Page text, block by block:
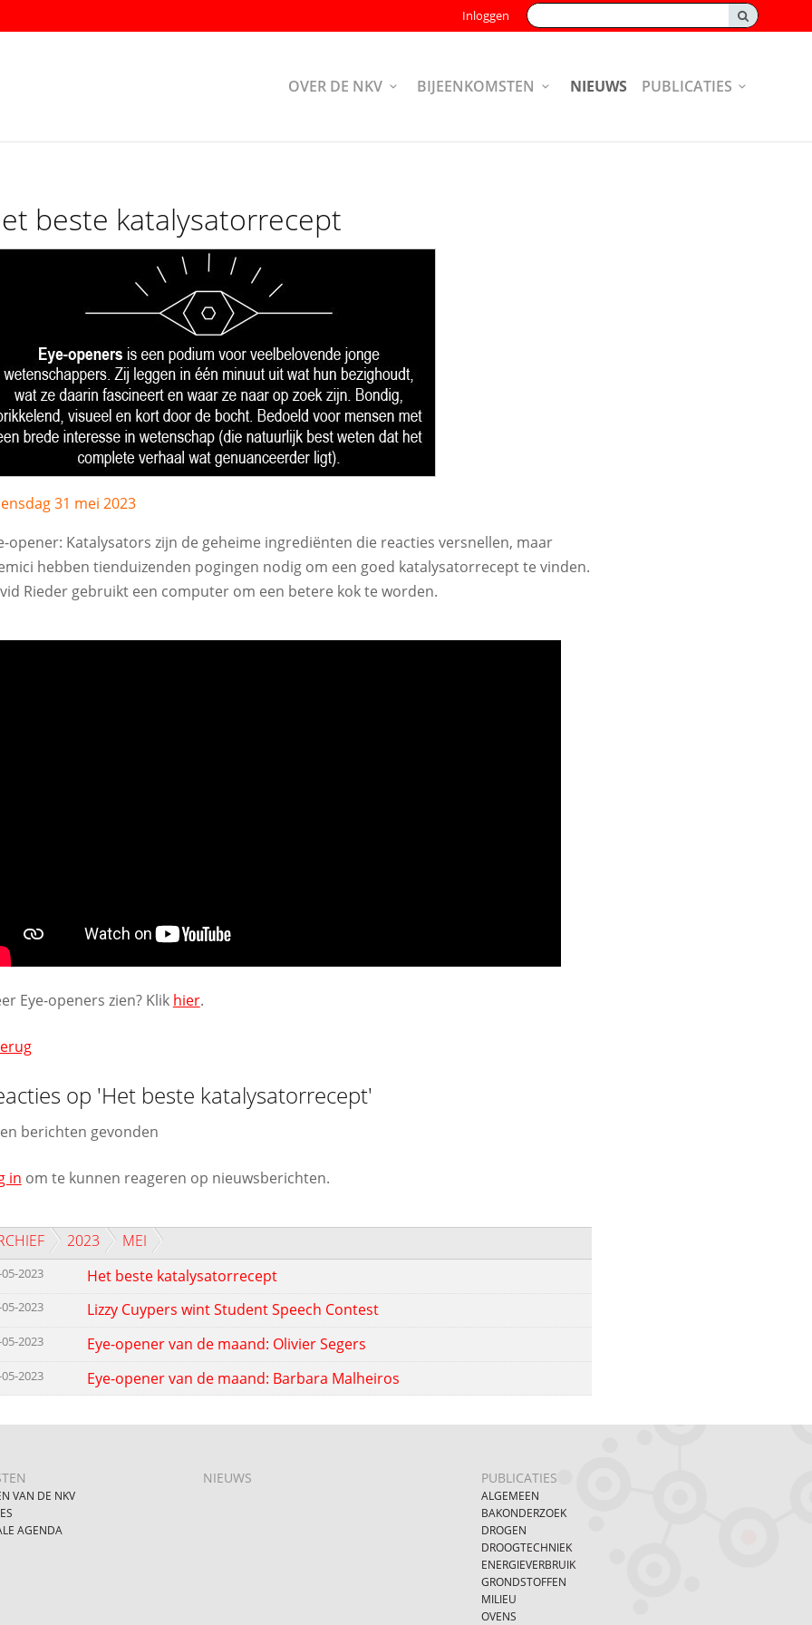
Zoeken:
Inloggen
OVER DE NKV BIJEENKOMSTEN NIEUWS PUBLICATIES
beste katalysatorrecept
31 mei 2023
opener: Katalysators zijn de geheime ingrediënten die reacties versnellen, maar
hebben tienduizenden pogingen nodig om een goed katalysatorrecept te vinden.
Rieder gebruikt een computer om een betere kok te worden.
Eye-openers zien? Klik hier.
op 'Het beste katalysatorrecept'
berichten gevonden
in om te kunnen reageren op nieuwsberichten.
2023 MEI
2023 Het beste katalysatorrecept
2023 Lizzy Cuypers wint Student Speech Contest
2023 Eye-opener van de maand: Olivier Segers
2023 Eye-opener van de maand: Barbara Malheiros
VAN DE NKV
AGENDA
NIEUWS PUBLICATIES
ALGEMEEN
BAKONDERZOEK
DROGEN
DROOGTECHNIEK
ENERGIEVERBRUIK
GRONDSTOFFEN
MILIEU
OVENS